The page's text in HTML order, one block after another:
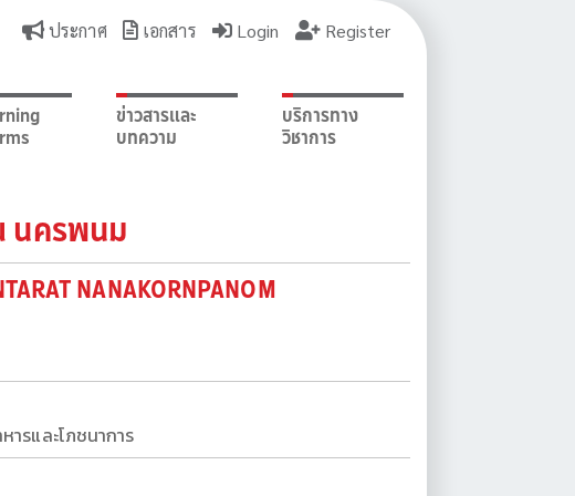
ประกาศ เอกสาร Login Register
ข่าวสารและ
บทความ
บริการทาง
วิชาการ
นครพนม
NANAKORNPANOM
ารและโภชนาการ